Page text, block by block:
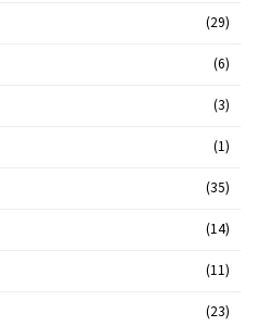
(29)
(6)
(3)
(1)
(35)
(14)
(11)
(23)